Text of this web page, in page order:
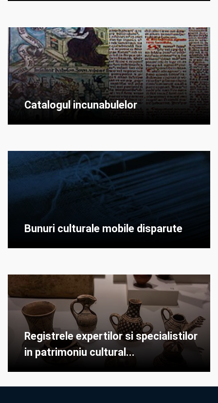
Catalogul incunabulelor
Bunuri culturale mobile disparute
Registrele expertilor si specialistilor
in patrimoniu cultural...